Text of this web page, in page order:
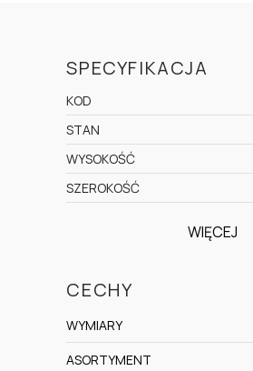
SPECYFIKACJA
KOD
STAN
WYSOKOŚĆ
SZEROKOŚĆ
WIĘCEJ
CECHY
WYMIARY
ASORTYMENT